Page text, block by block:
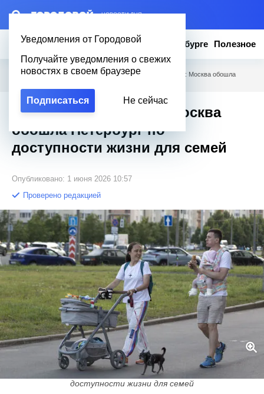
– НОВОСТИ ДНЯ
Уведомления от Городовой
Получайте уведомления о свежих
новостях в своем браузере
Подписаться Не сейчас
Новости Эксклюзив Вопросы о Петербурге Полезное
Городовой Новости Петербурга / Жизнь без дефицита: Москва обошла
Жизнь без дефицита: Москва
обошла Петербург по
доступности жизни для семей
Опубликовано: 1 июня 2026 10:57
Проверено редакцией
Жизнь без дефицита: Москва обошла Петербург по
доступности жизни для семей